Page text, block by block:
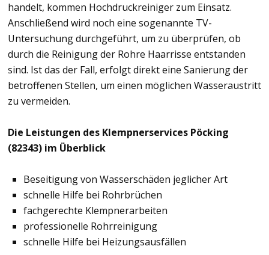
handelt, kommen Hochdruckreiniger zum Einsatz.
Anschließend wird noch eine sogenannte TV-
Untersuchung durchgeführt, um zu überprüfen, ob
durch die Reinigung der Rohre Haarrisse entstanden
sind. Ist das der Fall, erfolgt direkt eine Sanierung der
betroffenen Stellen, um einen möglichen Wasseraustritt
zu vermeiden.
Die Leistungen des Klempnerservices Pöcking
(82343) im Überblick
Beseitigung von Wasserschäden jeglicher Art
schnelle Hilfe bei Rohrbrüchen
fachgerechte Klempnerarbeiten
professionelle Rohrreinigung
schnelle Hilfe bei Heizungsausfällen